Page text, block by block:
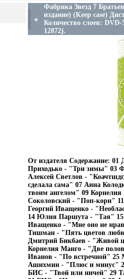
Фабрика Звезд 7
издание) (Keep case)
Количество слоев:
12872j.
От издателя Содержание:
Приходько - "Три зимы" 03
Алексей Светлов -
сделала сама" 07 Анна
твоим ангелом" 09
Соколовский - "Поп-корн"
Георгий Иващенко -
14 Юлия Паршута - "Тая" 15
Иващенко - "Мне оно не
Тишман - "Пять цветов
Дмитрий Бикбаев - "Живой
Корнелия Манго - "Две
Иванов - "По встречной"
Ашихмин - "Плюс и минус"
БИС - "Твой или ничей" 29